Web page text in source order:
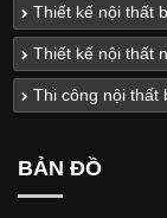
Thiết kế nội thất
Thiết kế nội thất
Thi công nội thất
BẢN ĐỒ